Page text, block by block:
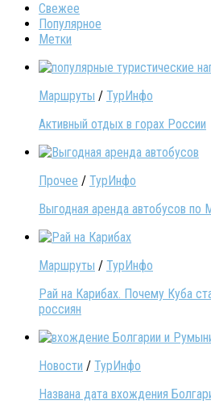
Свежее
Популярное
Метки
Маршруты / ТурИнфо
Активный отдых в горах России
Прочее / ТурИнфо
Выгодная аренда автобусов по
Маршруты / ТурИнфо
Рай на Карибах. Почему Куба
россиян
Новости / ТурИнфо
Названа дата вхождения